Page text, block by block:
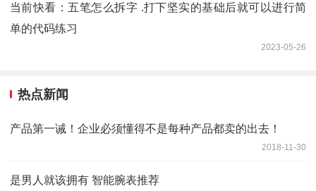
当前快看：五笔怎么拆字 .打下坚实的基础后就可以进行简
单的代码练习
2023-05-26
热点新闻
产品第一诫！企业必须懂得不是每种产品都卖的出去！
2018-11-30
是男人就该拥有 智能腕表推荐